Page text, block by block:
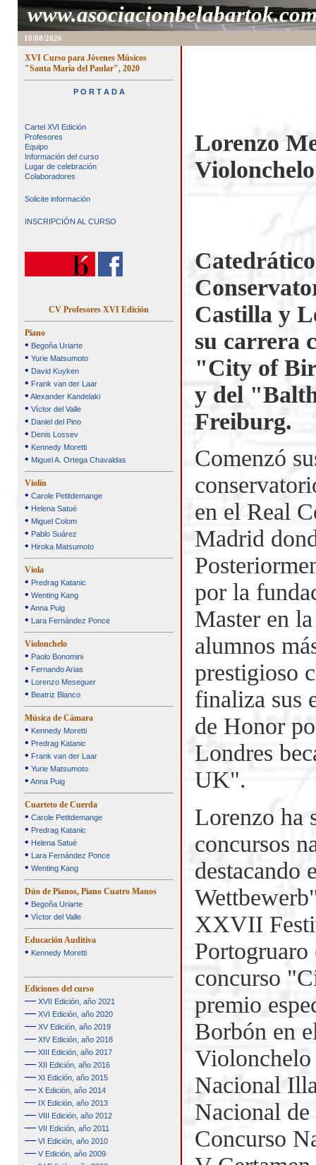
10/08/2026
XVI Curso para Jóvenes Músicos
"Santa María del Paular", 2020
P O R T A D A
Cartel XVI Edición
Profesores
Equipo
Información del curso
Lugar de celebración
Colaboradores
Solicite información
INSCRIPCIÓN AL CURSO
CV Profesores XVI Edición
Piano
• Begoña Uriarte
• Yurie Matsumoto
• David Kuyken
• Frank van der Laar
• Alexander Kandelaki
• Víctor del Valle
• Daniel del Pino
• Denis Lossev
• Kennedy Moretti
• Miguel A. Ortega Chavaldas
Violín
• Carole Petitdemange
• Helena Satué
• Miguel Colom
• Pablo Suárez
• Hiroka Matsumoto
Viola
• Predrag Katanic
• Wenting Kang
• Anna Puig
• Lara Fernández Ponce
Violonchelo
• Paolo Bonomini
• Fernando Arias
• Lorenzo Meseguer
• Beatriz Blanco
Música de Cámara
• Kennedy Moretti
• Predrag Katanic
• Frank van der Laar
• Yurie Matsumoto
• Anna Puig
Cuarteto de Cuerda
• Carole Petitdemange
• Predrag Katanic
• Helena Satué
• Lara Fernández Ponce
• Wenting Kang
Dúo de Pianos, Piano Cuatro Manos
• Begoña Uriarte
• Víctor del Valle
Educación Auditiva
• Kennedy Moretti
Ediciones del curso
—XVII Edición, año 2021
—XVI Edición, año 2020
—XV Edición, año 2019
—XIV Edición, año 2018
—XIII Edición, año 2017
—XII Edición, año 2016
—XI Edición, año 2015
—X Edición, año 2014
—IX Edición, año 2013
—VIII Edición, año 2012
—VII Edición, año 2011
—VI Edición, año 2010
—V Edición, año 2009
Lorenzo
Violonchelo
Castilla y
su carrera
"City of
y del
Freiburg.
Comenzó
en el Real
Madrid
por la
Master en
alumnos
prestigioso
finaliza sus
de Honor
Londres
UK".
Lorenzo ha
concursos
destacando
XXVII
concurso
premio
Borbón en
Nacional
Nacional de
Concurso